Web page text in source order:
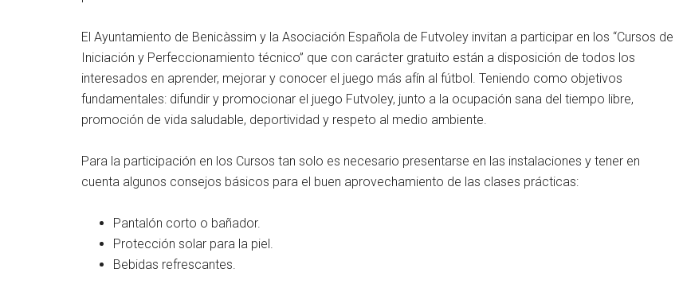
El Ayuntamiento de Benicàssim y la Asociación Española de Futvoley invitan a participar en los “Cursos de
Iniciación y Perfeccionamiento técnico” que con carácter gratuito están a disposición de todos los
interesados en aprender, mejorar y conocer el juego más afín al fútbol. Teniendo como objetivos
fundamentales: difundir y promocionar el juego Futvoley, junto a la ocupación sana del tiempo libre,
promoción de vida saludable, deportividad y respeto al medio ambiente.
Para la participación en los Cursos tan solo es necesario presentarse en las instalaciones y tener en
cuenta algunos consejos básicos para el buen aprovechamiento de las clases prácticas:
Pantalón corto o bañador.
Protección solar para la piel.
Bebidas refrescantes.